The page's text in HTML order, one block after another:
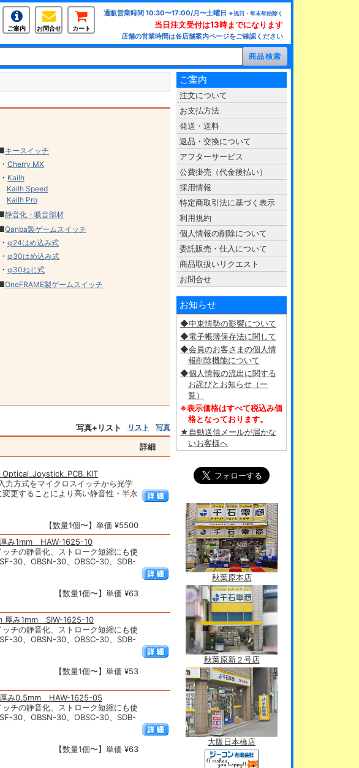
ご案内 お問合せ カート
通販営業時間 10:30〜17:00/月〜土曜日 ※祝日・年末年始除く
当日注文受付は13時までになります
店舗の営業時間は各店舗案内ページをご確認ください
キースイッチ
・ Cherry MX
・ Kailh
Kailh Speed
Kailh Pro
静音化・吸音部材
Qanba製ゲームスイッチ
・ φ24はめ込み式
・ φ30はめ込み式
・ φ30ねじ式
OneFRAME製ゲームスイッチ
写真+リスト リスト 写真
詳細
力方式をマイクロスイッチから光学
更することにより高い静音性・半永
【数量1個〜】単価 ¥5500
み1mm HAW-1625-10
チの静音化、ストローク短縮にも使
30、OBSN-30、OBSC-30、SDB-
【数量1個〜】単価 ¥63
厚み1mm SIW-1625-10
チの静音化、ストローク短縮にも使
30、OBSN-30、OBSC-30、SDB-
【数量1個〜】単価 ¥53
厚み0.5mm HAW-1625-05
チの静音化、ストローク短縮にも使
30、OBSN-30、OBSC-30、SDB-
【数量1個〜】単価 ¥63
ご案内
注文について
お支払方法
発送・送料
返品・交換について
アフターサービス
公費掛売（代金後払い）
採用情報
特定商取引法に基づく表示
利用規約
個人情報の削除について
委託販売・仕入について
商品取扱いリクエスト
お問合せ
お知らせ
◆中東情勢の影響について
◆電子帳簿保存法に関して
◆会員のお客さまの個人情
報削除機能について
◆個人情報の流出に関する
お詫びとお知らせ（一
覧）
※表示価格はすべて税込み価
格となっております。
★自動送信メールが届かな
いお客様へ
秋葉原本店
秋葉原新２号店
大阪日本橋店